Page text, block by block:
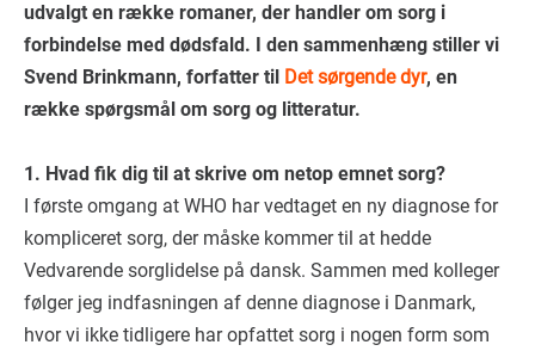
udvalgt en række romaner, der handler om sorg i
forbindelse med dødsfald. I den sammenhæng stiller vi
Svend Brinkmann, forfatter til Det sørgende dyr, en
række spørgsmål om sorg og litteratur.
1. Hvad fik dig til at skrive om netop emnet sorg?
I første omgang at WHO har vedtaget en ny diagnose for
kompliceret sorg, der måske kommer til at hedde
Vedvarende sorglidelse på dansk. Sammen med kolleger
følger jeg indfasningen af denne diagnose i Danmark,
hvor vi ikke tidligere har opfattet sorg i nogen form som